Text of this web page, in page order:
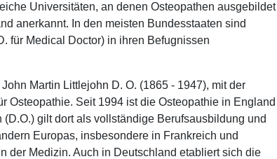
Universitäten, an denen Osteopathen ausgebildet
anerkannt. In den meisten Bundesstaaten sind
für Medical Doctor) in ihren Befugnissen
Martin Littlejohn D. O. (1865 - 1947), mit der
Osteopathie. Seit 1994 ist die Osteopathie in England
gilt dort als vollständige Berufsausbildung und
Europas, insbesondere in Frankreich und
der Medizin. Auch in Deutschland etabliert sich die